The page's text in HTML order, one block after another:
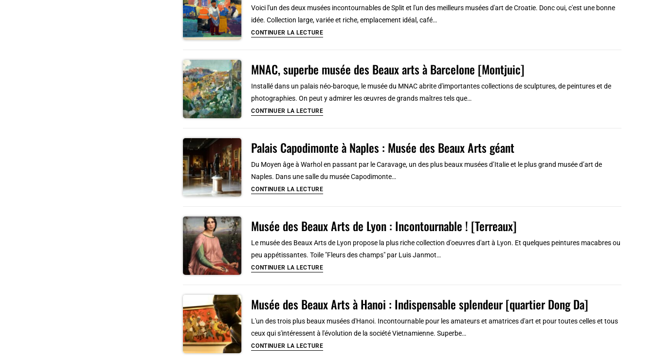
Voici l'un des deux musées incontournables de Split et l'un des meilleurs musées d'art de Croatie. Donc oui, c'est une bonne
idée. Collection large, variée et riche, emplacement idéal, café…
CONTINUER LA LECTUREMusée
Arts
:
Une
!
MNAC, superbe musée des Beaux arts à Barcelone [Montjuic]
Installé dans un palais néo-baroque, le musée du MNAC abrite d'importantes collections de sculptures, de peintures et de
photographies. On peut y admirer les œuvres de grands maîtres tels que…
CONTINUER LA LECTUREMNAC,
des
arts
Barcelone
Palais Capodimonte à Naples : Musée des Beaux Arts géant
Du Moyen âge à Warhol en passant par le Caravage, un des plus beaux musées d’Italie et le plus grand musée d’art de
Naples. Dans une salle du musée Capodimonte…
CONTINUER LA LECTUREPalais
Naples
Musée
Beaux
Musée des Beaux Arts de Lyon : Incontournable ! [Terreaux]
Le musée des Beaux Arts de Lyon propose la plus riche collection d'oeuvres d'art à Lyon. Et quelques peintures macabres ou
peu appétissantes. Toile "Fleurs des champs" par Luis Janmot…
CONTINUER LA LECTUREMusée
Arts
Incontournable
Musée des Beaux Arts à Hanoi : Indispensable splendeur [quartier Dong Da]
L'un des trois plus beaux musées d'Hanoi. Incontournable pour les amateurs et amatrices d'art et pour toutes celles et tous
ceux qui s'intéressent à l'évolution de la société Vietnamienne. Superbe…
CONTINUER LA LECTUREMusée